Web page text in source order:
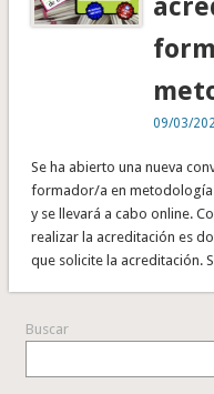
09/03/
Se ha abierto una nueva
formador/a en metodología
y se llevará a cabo online.
realizar la acreditación es
que solicite la acreditación.
Buscar